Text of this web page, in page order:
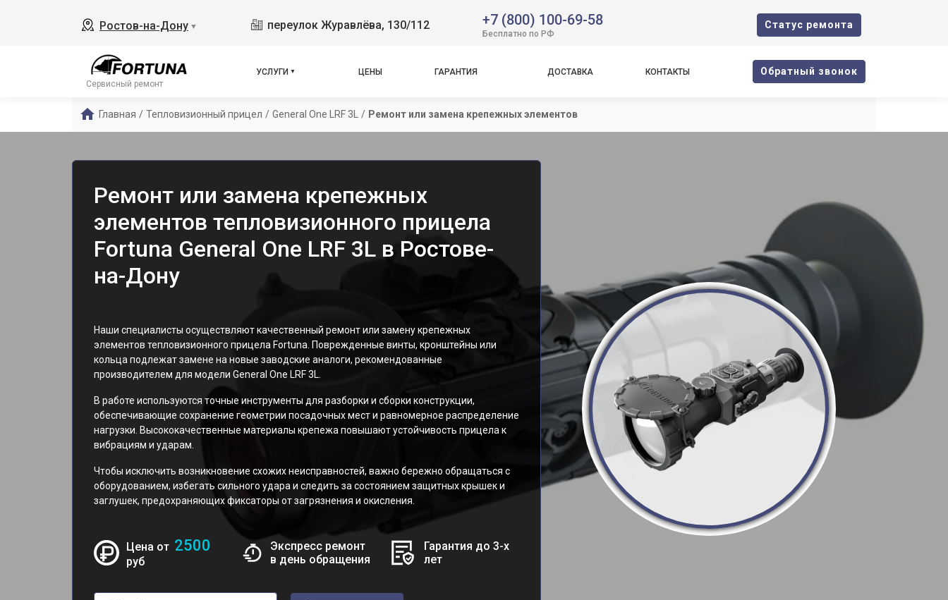
Ростов-на-Дону ▼ переулок Журавлёва, 130/112 +7 (800) 100-69-58
Бесплатно по РФ
Cтатус ремонта
Сервисный ремонт
УСЛУГИ ЦЕНЫ ГАРАНТИЯ ДОСТАВКА КОНТАКТЫ Oбратный звонок
Главная / Тепловизионный прицел / General One LRF 3L / Ремонт или замена крепежных элементов
Ремонт или замена крепежных
элементов тепловизионного прицела
Fortuna General One LRF 3L в Ростове-
на-Дону
Наши специалисты осуществляют качественный ремонт или замену крепежных
элементов тепловизионного прицела Fortuna. Поврежденные винты, кронштейны или
кольца подлежат замене на новые заводские аналоги, рекомендованные
производителем для модели General One LRF 3L.
В работе используются точные инструменты для разборки и сборки конструкции,
обеспечивающие сохранение геометрии посадочных мест и равномерное распределение
нагрузки. Высококачественные материалы крепежа повышают устойчивость прицела к
вибрациям и ударам.
Чтобы исключить возникновение схожих неисправностей, важно бережно обращаться с
оборудованием, избегать сильного удара и следить за состоянием защитных крышек и
заглушек, предохраняющих фиксаторы от загрязнения и окисления.
Цена от 2500
руб
Экспресс ремонт
в день обращения
Гарантия до 3-х
лет